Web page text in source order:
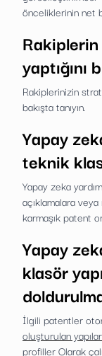
önceliklerinin net
Rakiplerin
yaptığını
Rakiplerinizin
bakışta tanıyın.
Yapay
teknik
Yapay zeka
açıklamalara
karmaşık patent
Yapay
klasör
İlgili patentler
oluşturulan yapılar
profiller Olarak